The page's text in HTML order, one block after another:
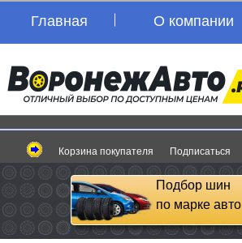
Главная О компании
Корзина покупателя Подписаться
Подбор шин
по марке авто